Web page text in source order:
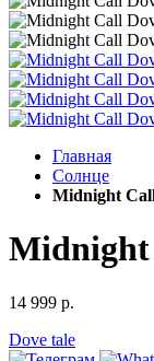
Главная
Солнце
Midnight
Midnight
14 999 р.
Dove tale